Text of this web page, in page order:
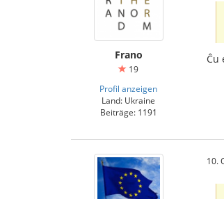
Frano
19
Profil anzeigen
Land: Ukraine
Beiträge: 1191
Ĉu
10.